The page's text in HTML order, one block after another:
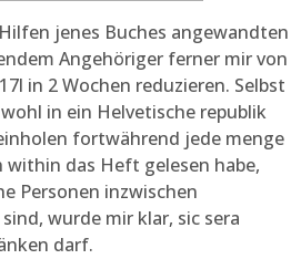
jenes Buches angewandten
Angehöriger ferner mir von
in 2 Wochen reduzieren. Selbst
in ein Helvetische republik
fortwährend jede menge
within das Heft gelesen habe,
Personen inzwischen
wurde mir klar, sic sera
darf.